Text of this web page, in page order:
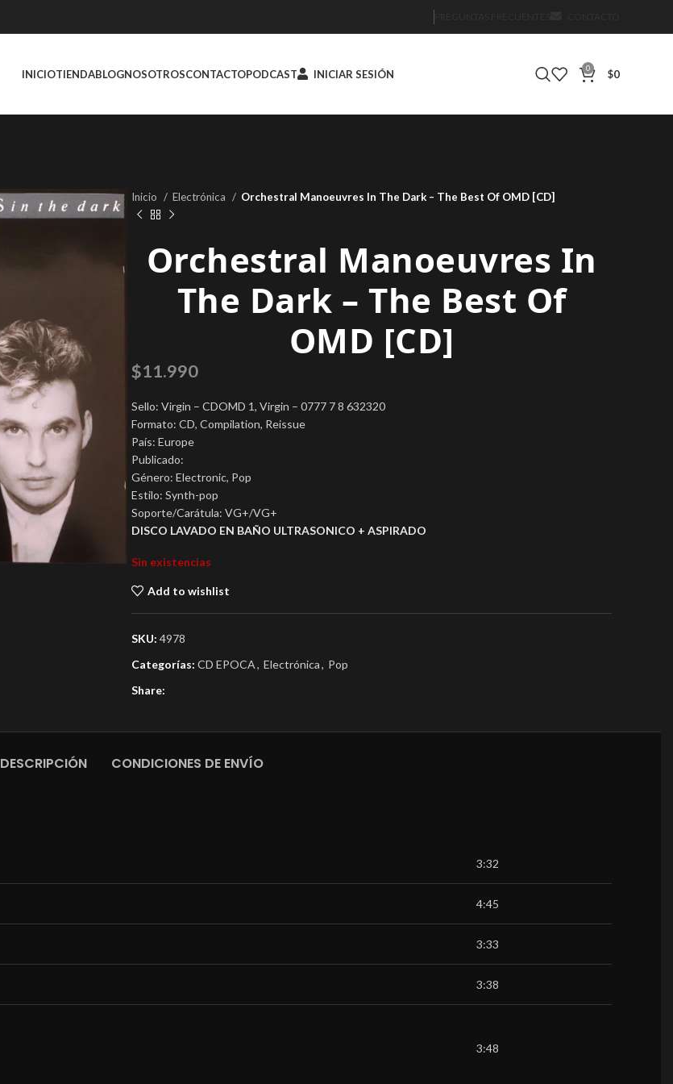
INICIOTIENDABLOGNOSOTROSCONTACTOPODCAST INICIAR SESIÓN 0 $0
Inicio Electrónica Orchestral Manoeuvres In The Dark – The Best Of OMD [CD]
Orchestral Manoeuvres In
The Dark – The Best Of
OMD [CD]
$11.990
Sello: Virgin – CDOMD 1, Virgin – 0777 7 8 632320
Formato: CD, Compilation, Reissue
País: Europe
Publicado:
Género: Electronic, Pop
Estilo: Synth-pop
Soporte/Carátula: VG+/VG+
DISCO LAVADO EN BAÑO ULTRASONICO + ASPIRADO
Sin existencias
Add to wishlist
SKU: 4978
Categorías: CD EPOCA, Electrónica, Pop
Share:
DESCRIPCIÓN CONDICIONES DE ENVÍO
3:32
4:45
3:33
3:38
3:48